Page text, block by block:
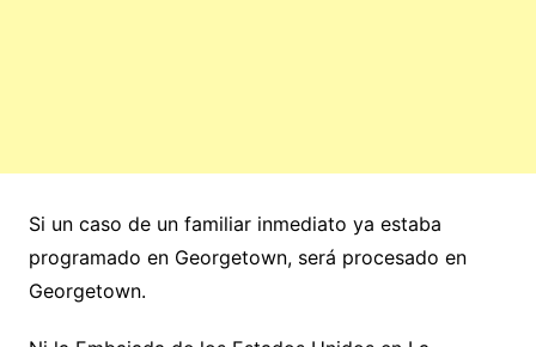
Si un caso de un familiar inmediato ya estaba
programado en Georgetown, será procesado en
Georgetown.